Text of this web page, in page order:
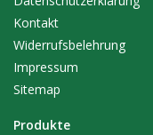
- Maße: 100 cm x 100 cm
Technische Daten
-je Topf Ø 19cm
Kontakt
Widerrufsbelehrung
Impressum
Sitemap
Produkte